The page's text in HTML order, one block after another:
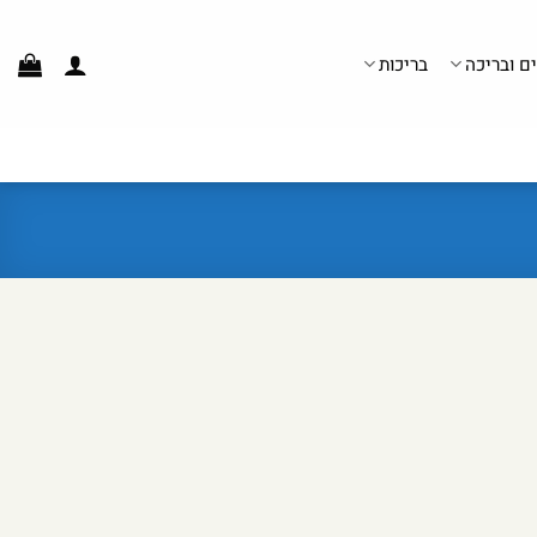
ים ובריכה בריכות